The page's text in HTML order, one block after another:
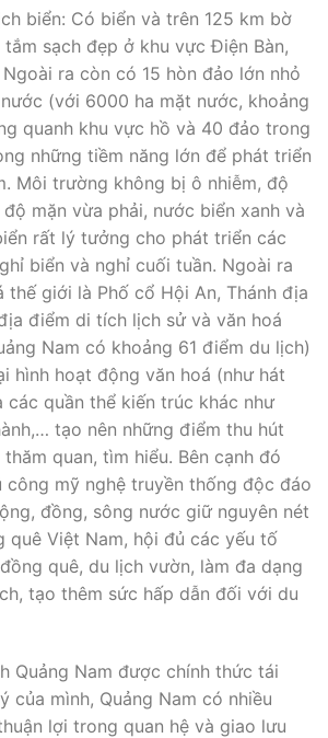
biển: Có biển và trên 125 km bờ
sạch đẹp ở khu vực Điện Bàn,
ra còn có 15 hòn đảo lớn nhỏ
(với 6000 ha mặt nước, khoảng
quanh khu vực hồ và 40 đảo trong
những tiềm năng lớn để phát triển
Môi trường không bị ô nhiễm, độ
mặn vừa phải, nước biển xanh và
rất lý tưởng cho phát triển các
biển và nghỉ cuối tuần. Ngoài ra
thế giới là Phố cổ Hội An, Thánh địa
điểm di tích lịch sử và văn hoá
Nam có khoảng 61 điểm du lịch)
hình hoạt động văn hoá (như hát
quần thể kiến trúc khác như
tạo nên những điểm thu hút
quan, tìm hiểu. Bên cạnh đó
công mỹ nghệ truyền thống độc đáo
đồng, sông nước giữ nguyên nét
quê Việt Nam, hội đủ các yếu tố
quê, du lịch vườn, làm đa dạng
tạo thêm sức hấp dẫn đối với du
Quảng Nam được chính thức tái
của mình, Quảng Nam có nhiều
lợi trong quan hệ và giao lưu